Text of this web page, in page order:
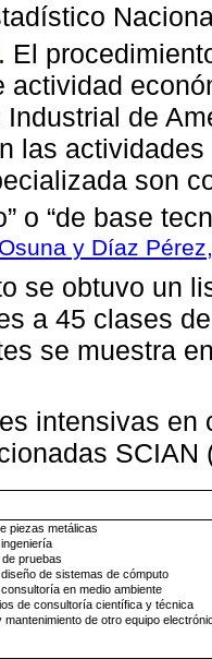
El
actividad
de
las
son
o “de base
y Díaz
se obtuvo un
a 45 clases
se muestra
intensivas en
piezas metálicas
pruebas
de sistemas de cómputo
en medio ambiente
de consultoría científica y técnica
mantenimiento de otro equipo